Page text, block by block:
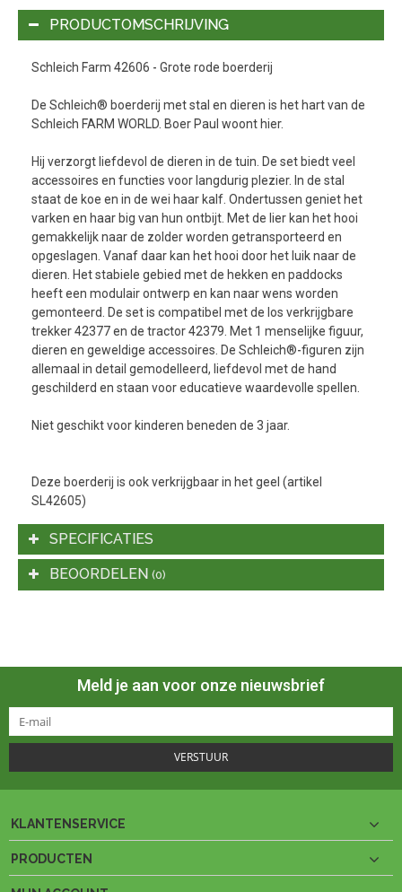
PRODUCTOMSCHRIJVING
Schleich Farm 42606 - Grote rode boerderij
De Schleich® boerderij met stal en dieren is het hart van de
Schleich FARM WORLD. Boer Paul woont hier.
Hij verzorgt liefdevol de dieren in de tuin. De set biedt veel
accessoires en functies voor langdurig plezier. In de stal
staat de koe en in de wei haar kalf. Ondertussen geniet het
varken en haar big van hun ontbijt. Met de lier kan het hooi
gemakkelijk naar de zolder worden getransporteerd en
opgeslagen. Vanaf daar kan het hooi door het luik naar de
dieren. Het stabiele gebied met de hekken en paddocks
heeft een modulair ontwerp en kan naar wens worden
gemonteerd. De set is compatibel met de los verkrijgbare
trekker 42377 en de tractor 42379. Met 1 menselijke figuur,
dieren en geweldige accessoires. De Schleich®-figuren zijn
allemaal in detail gemodelleerd, liefdevol met de hand
geschilderd en staan voor educatieve waardevolle spellen.
Niet geschikt voor kinderen beneden de 3 jaar.
Deze boerderij is ook verkrijgbaar in het geel (artikel
SL42605)
SPECIFICATIES
BEOORDELEN (0)
Meld je aan voor onze nieuwsbrief
VERSTUUR
KLANTENSERVICE
PRODUCTEN